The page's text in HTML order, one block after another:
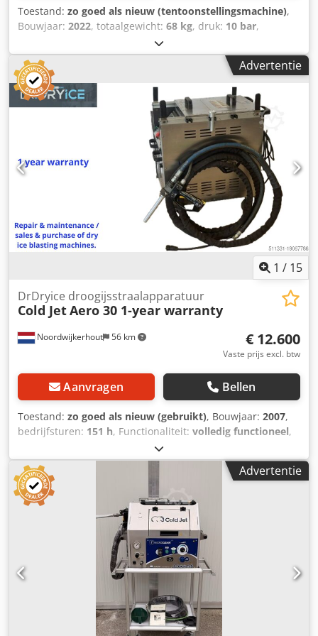
Toestand: zo goed als nieuw (tentoonstellingsmachine),
Bouwjaar: 2022, totaalgewicht: 68 kg, druk: 10 bar,
, slangpakket lengte:
CRYONOMIC COB62+ droogijsblaster. Demomachine
gebruikt voor presentaties door de distributeur in Polen, in
nieuwstaat. Gebruikt voor ongeveer 20 uur demonstraties.
Dodpfx Apjq Rvakjcock Inbegrepen in de levering:
machine, 5m slang, pistool met standaard mondstuk. Max.
straaldruk: 10 bar. Luchtverbruik: 0,5 - 5,5 m3/min.
Droogijsverbruik: 20 - 80 kg. Mogelijkheid om extra
straalmiddelmodule te gebruiken voor agressiever
reinigen met straalmiddel. Mogelijkheid om LED
pistoolverlichting te gebruiken. Eenvoudige en
betrouwbare werking en ontwerp ondersteund door meer
dan 30 jaar ervaring in de productie van
droogijsreinigingsapparatuur. Gefabriceerd in België.
Advertentie
1 / 15
Noordwijkerhout 56 km
DrDryice droogijsstraalapparatuur
Cold JetAero 30 1-year warranty
€ 12.600
Vaste prijs excl. btw
Aanvragen Bellen
Toestand: zo goed als nieuw (gebruikt), Bouwjaar: 2007,
bedrijfsturen: 151 h, Functionaliteit: volledig functioneel,
, Coldjet Aero30 Machine is as
new machine is suitable for industrial cleaning. Reducing
and very large projects. The advantage for this machine is
that it is not full of new generation electronics. It is one of
the most aggressive machines on the market. This
machine is in excellent condition. Cold jet Aero 30 Dry Ice
Blasting Machine Complete with the Following Equipment
COLDJET AERO 30 DRY ICE (151 HOURS RUN) 1 x 20’
Blasting Hose 1 x Cold jet Applicator 2 x Nozzles NIEW One
of the best machines in the world. No electronics in it.
That’s why it’s reliable. And it’s not that expensive to
maintain. For inquiries or to arrange a viewing, please
contact us Dr.Dryice All machines sold have a 1-year
Advertentie